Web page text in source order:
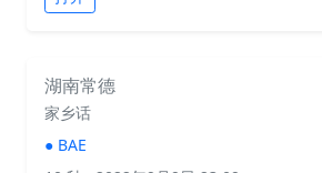
湖南常德
家乡话
● BAE